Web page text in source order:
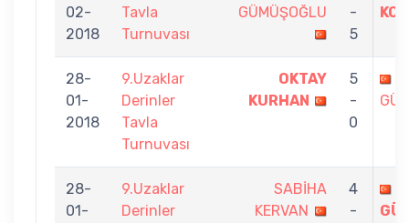
02-
2018
Tavla
Turnuvası
GÜMÜŞOĞLU
-
5
28-
01-
2018
9.Uzaklar
Derinler
Tavla
Turnuvası
OKTAY
KURHAN
5
-
0
28-
01-
9.Uzaklar
Derinler
SABİHA
KERVAN
4
-